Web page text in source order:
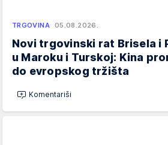
TRGOVINA 05.08.2026.
Novi trgovinski rat Brisela i
u Maroku i Turskoj: Kina
do evropskog tržišta
Komentariši